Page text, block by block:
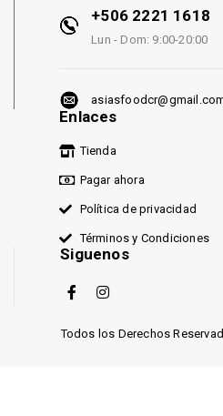
+506 2221 1618
Lun - Dom: 9:00-20:00
Enlaces
Tienda
Pagar ahora
Política de privacidad
Términos y Condiciones
Siguenos
Todos los Derechos